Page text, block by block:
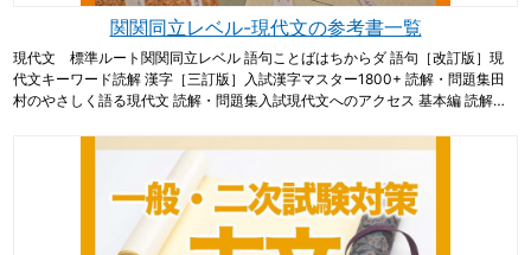
関関同立レベル-現代文の参考書一覧
現代文 標準ルート関関同立レベル 語句ことばはちからダ 語句［改訂版］現
代文キーワード読解 漢字［三訂版］入試漢字マスター1800+ 読解・問題集田
村のやさしく語る現代文 読解・問題集入試現代文へのアクセス 基本編 読解…